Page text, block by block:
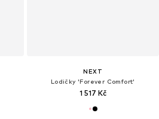
NEXT
Lodičky 'Forever Comfort'
1 517 Kč